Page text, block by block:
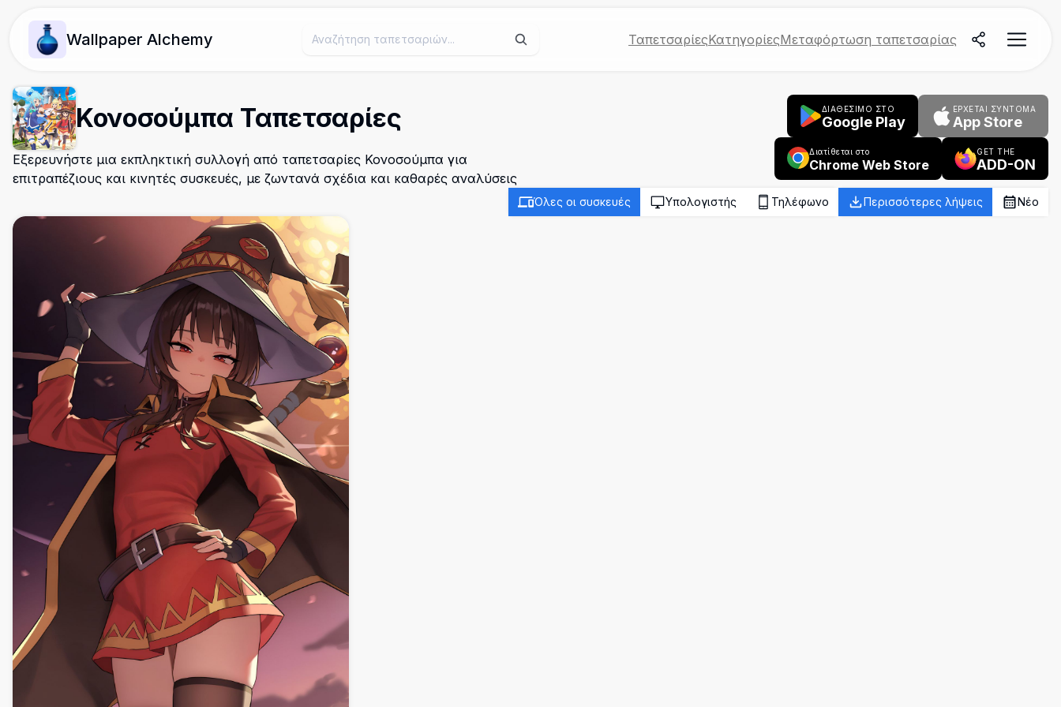
Wallpaper Alchemy ΤαπετσαρίεςΚατηγορίεςΜεταφόρτωση ταπετσαρίας
Κονοσούμπα Ταπετσαρίες
Εξερευνήστε μια εκπληκτική συλλογή από ταπετσαρίες Κονοσούμπα για
επιτραπέζιους και κινητές συσκευές, με ζωντανά σχέδια και καθαρές αναλύσεις
ΔΙΑΘΕΣΙΜΟ ΣΤΟ
Google Play
ΈΡΧΕΤΑΙ ΣΎΝΤΟΜΑ
App Store
Διατίθεται στο
Chrome Web Store
GET THE
ADD-ON
Όλες οι συσκευές Υπολογιστής Τηλέφωνο Περισσότερες λήψεις Νέο